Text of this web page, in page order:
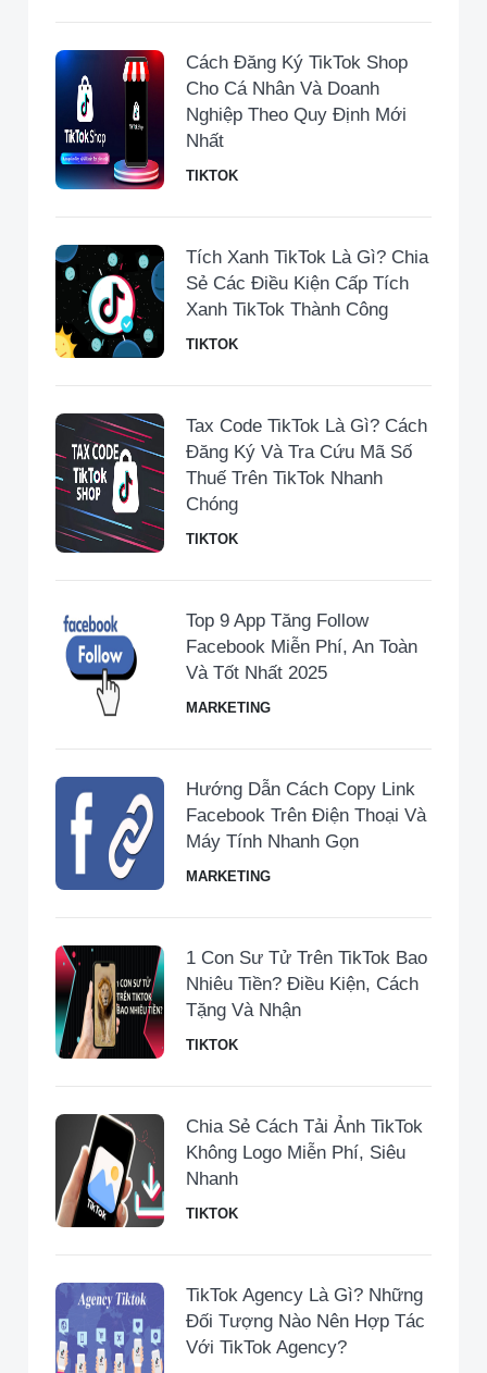
Cách Đăng Ký TikTok Shop
Cho Cá Nhân Và Doanh
Nghiệp Theo Quy Định Mới
Nhất
TIKTOK
Tích Xanh TikTok Là Gì? Chia
Sẻ Các Điều Kiện Cấp Tích
Xanh TikTok Thành Công
TIKTOK
Tax Code TikTok Là Gì? Cách
Đăng Ký Và Tra Cứu Mã Số
Thuế Trên TikTok Nhanh
Chóng
TIKTOK
Top 9 App Tăng Follow
Facebook Miễn Phí, An Toàn
Và Tốt Nhất 2025
MARKETING
Hướng Dẫn Cách Copy Link
Facebook Trên Điện Thoại Và
Máy Tính Nhanh Gọn
MARKETING
1 Con Sư Tử Trên TikTok Bao
Nhiêu Tiền​? Điều Kiện, Cách
Tặng Và Nhận
TIKTOK
Chia Sẻ Cách Tải Ảnh TikTok
Không Logo Miễn Phí, Siêu
Nhanh
TIKTOK
TikTok Agency Là Gì? Những
Đối Tượng Nào Nên Hợp Tác
Với TikTok Agency?